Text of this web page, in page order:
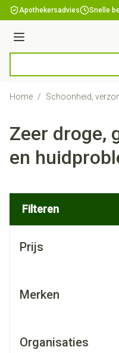
Ga naar de inhoud
Apothekersadvies Snelle
Menu
Home / Schoonheid,
Zeer droge,
en
Filteren
Prijs
Merken
Organisaties